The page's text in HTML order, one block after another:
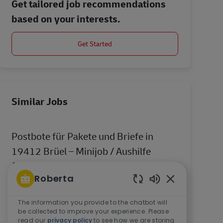
Get tailored job recommendations
based on your interests.
Get Started
Similar Jobs
Postbote für Pakete und Briefe in
19412 Brüel – Minijob / Aushilfe
(m/w/d)
Location
Brüel, Mecklenburg-Vorpommern,
Germany
Werde Postbote für Pakete und Briefe in 19412
Brüel - Minijob. Was wir bieten. 17,20 € Tarif-
Roberta
The information you provide to the chatbot will
be collected to improve your experience. Please
read our privacy policyto see how we are storing